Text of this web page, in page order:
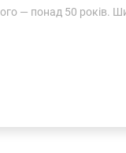
— понад 50 років.